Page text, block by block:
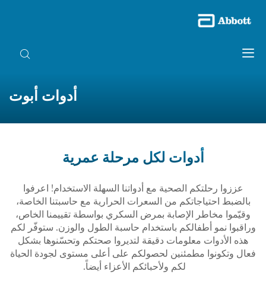
أدوات أبوت
أدوات لكل مرحلة عمرية
عززوا رحلتكم الصحية مع أدواتنا السهلة الاستخدام! اعرفوا
بالضبط احتياجاتكم من السعرات الحرارية مع حاسبتنا الخاصة،
وقيّموا مخاطر الإصابة بمرض السكري بواسطة تقييمنا الخاص،
وراقبوا نمو أطفالكم باستخدام حاسبة الطول والوزن. ستوفّر لكم
هذه الأدوات معلومات دقيقة لتديروا صحتكم وتحسّنوها بشكل
فعال وتكونوا مطمئنين لحصولكم على أعلى مستوى لجودة الحياة
لكم ولأحبائكم الأعزاء أيضاً.